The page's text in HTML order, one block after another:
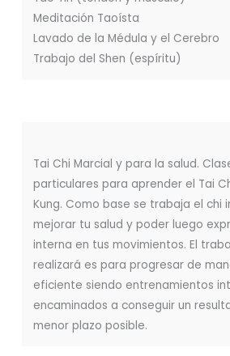
Meditación Taoísta
Lavado de la Médula y el Cerebro
Trabajo del Shen (espíritu)
Tai Chi Marcial y para la salud.
particulares para aprender el Tai
Kung. Como base se trabaja el chi
mejorar tu salud y poder luego
interna en tus movimientos. El
realizará es para progresar de
eficiente siendo entrenamientos
encaminados a conseguir un
menor plazo posible.